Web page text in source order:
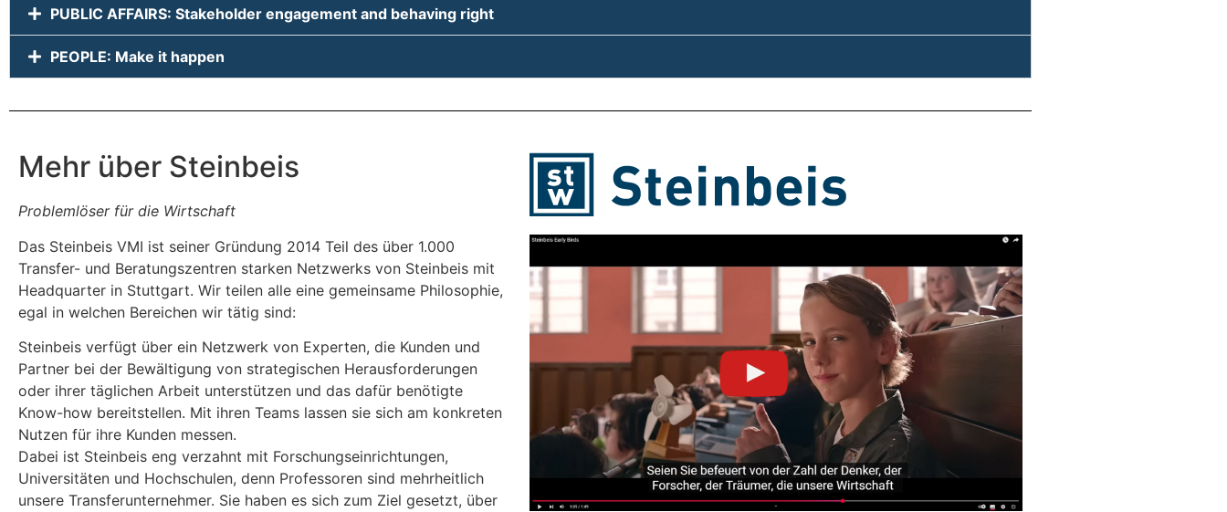
PUBLIC AFFAIRS: Stakeholder engagement and behaving right
PEOPLE: Make it happen
Mehr über Steinbeis
Problemlöser für die Wirtschaft
Das Steinbeis VMI ist seiner Gründung 2014 Teil des über 1.000
Transfer- und Beratungszentren starken Netzwerks von Steinbeis mit
Headquarter in Stuttgart. Wir teilen alle eine gemeinsame Philosophie,
egal in welchen Bereichen wir tätig sind:
Steinbeis verfügt über ein Netzwerk von Experten, die Kunden und
Partner bei der Bewältigung von strategischen Herausforderungen
oder ihrer täglichen Arbeit unterstützen und das dafür benötigte
Know-how bereitstellen. Mit ihren Teams lassen sie sich am konkreten
Nutzen für ihre Kunden messen.
Dabei ist Steinbeis eng verzahnt mit Forschungseinrichtungen,
Universitäten und Hochschulen, denn Professoren sind mehrheitlich
unsere Transferunternehmer. Sie haben es sich zum Ziel gesetzt, über